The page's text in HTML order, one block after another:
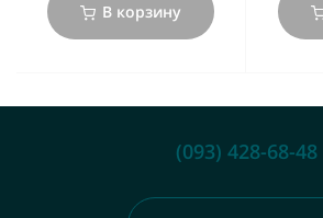
В корзину
(093) 428-68-48